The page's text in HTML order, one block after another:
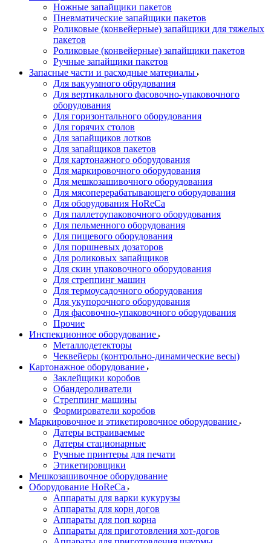
Ножные запайщики пакетов
Пневматические запайщики пакетов
Роликовые (конвейерные) запайщики для тяжелых
пакетов
Роликовые (конвейерные) запайщики пакетов
Ручные запайщики пакетов
Запасные части и расходные материалы
Для вакуумного обрудования
Для вертикального фасовочно-упаковочного
оборудования
Для горизонтального оборудования
Для горячих столов
Для запайщиков лотков
Для запайщиков пакетов
Для картонажного оборудования
Для маркировочного оборудования
Для мешкозашивочного оборудования
Для мясоперерабатывающего оборудования
Для оборудования HoReCa
Для паллетоупаковочного оборудования
Для пельменного оборудования
Для пищевого оборудования
Для поршневых дозаторов
Для роликовых запайщиков
Для скин упаковочного оборудования
Для стреппинг машин
Для термоусадочного оборудования
Для укупорочного оборудования
Для фасовочно-упаковочного оборудования
Прочие
Инспекционное оборудование
Металлодетекторы
Чеквейеры (контрольно-динамические весы)
Картонажное оборудование
Заклейщики коробов
Обандероливатели
Стреппинг машины
Формирователи коробов
Маркировочное и этикетировочное оборудование
Датеры встраиваемые
Датеры стационарные
Ручные принтеры для печати
Этикетировщики
Мешкозашивочное оборудование
Оборудование HoReCa
Аппараты для варки кукурузы
Аппараты для корн догов
Аппараты для поп корна
Аппараты для приготовления хот-догов